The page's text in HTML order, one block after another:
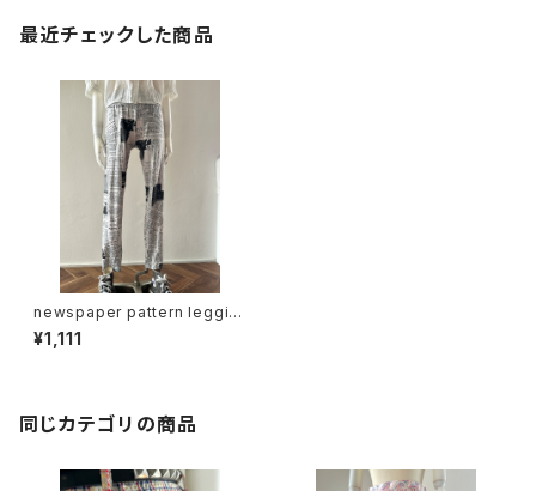
最近チェックした商品
newspaper pattern leggin
gs
¥1,111
同じカテゴリの商品